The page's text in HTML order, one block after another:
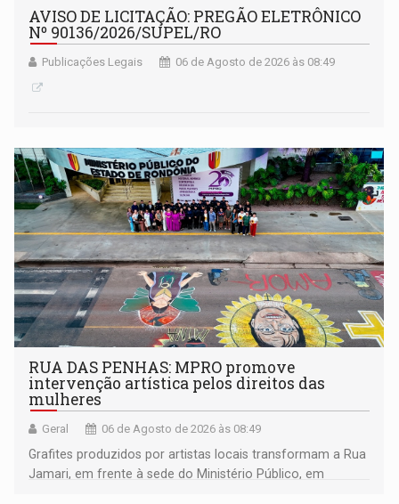
AVISO DE LICITAÇÃO: PREGÃO ELETRÔNICO
Nº 90136/2026/SUPEL/RO
Publicações Legais 06 de Agosto de 2026 às 08:49
RUA DAS PENHAS: MPRO promove
intervenção artística pelos direitos das
mulheres
Geral 06 de Agosto de 2026 às 08:49
Grafites produzidos por artistas locais transformam a Rua
Jamari, em frente à sede do Ministério Público, em